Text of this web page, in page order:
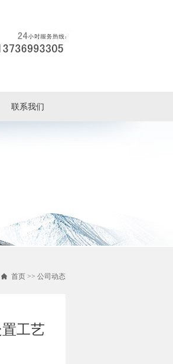
联系我们
首页 >> 公司动态
工艺